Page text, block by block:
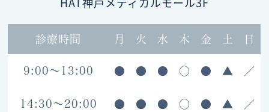
診療時間 月 火 水 木 金 土 日
9:00～13:00 ● ● ● ○ ● ▲ ／
14:30～20:00 ● ● ● ○ ● ▲ ／